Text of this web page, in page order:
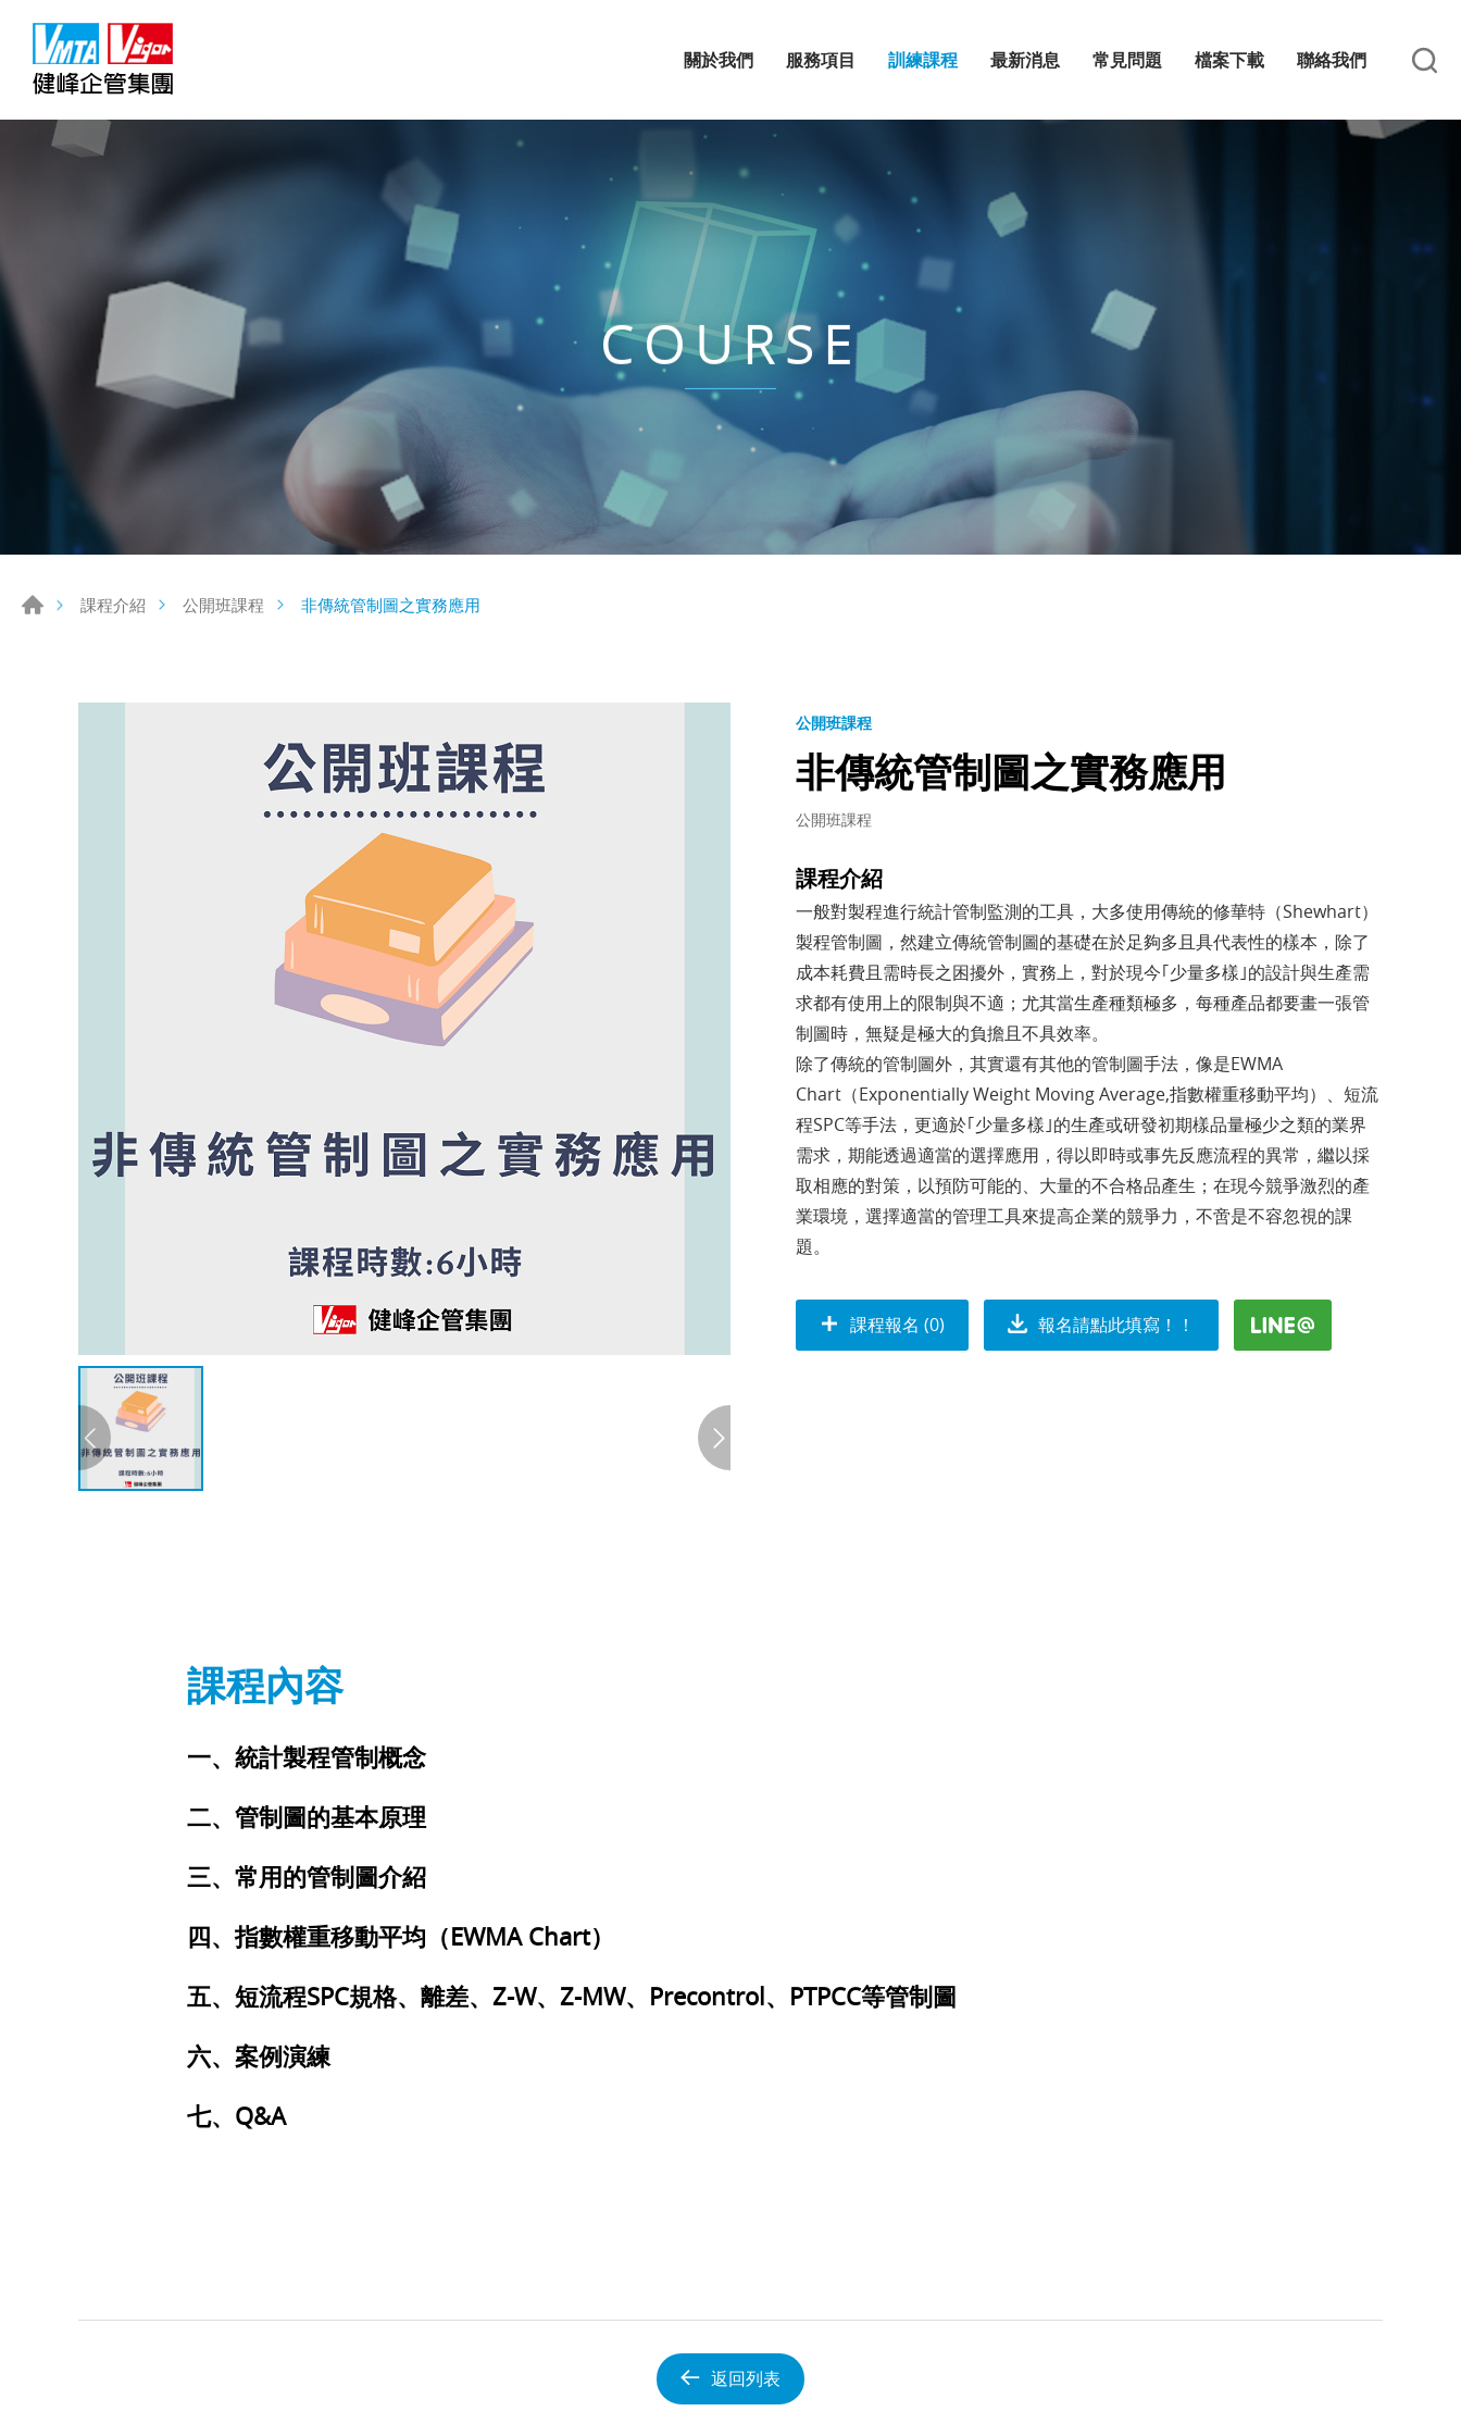
關於我們 服務項目 訓練課程 最新消息 常見問題 檔案下載 聯絡我們
COURSE
課程介紹 公開班課程 非傳統管制圖之實務應用
公開班課程
非傳統管制圖之實務應用
公開班課程
課程介紹
一般對製程進行統計管制監測的工具，大多使用傳統的修華特（Shewhart）
製程管制圖，然建立傳統管制圖的基礎在於足夠多且具代表性的樣本，除了
成本耗費且需時長之困擾外，實務上，對於現今｢少量多樣｣的設計與生產需
求都有使用上的限制與不適；尤其當生產種類極多，每種產品都要畫一張管
制圖時，無疑是極大的負擔且不具效率。
除了傳統的管制圖外，其實還有其他的管制圖手法，像是EWMA
Chart（Exponentially Weight Moving Average,指數權重移動平均）、短流
程SPC等手法，更適於｢少量多樣｣的生產或研發初期樣品量極少之類的業界
需求，期能透過適當的選擇應用，得以即時或事先反應流程的異常，繼以採
取相應的對策，以預防可能的、大量的不合格品產生；在現今競爭激烈的產
業環境，選擇適當的管理工具來提高企業的競爭力，不啻是不容忽視的課
題。
課程報名 (0) 報名請點此填寫！！
課程內容
一、統計製程管制概念
二、管制圖的基本原理
三、常用的管制圖介紹
四、指數權重移動平均（EWMA Chart）
五、短流程SPC規格、離差、Z-W、Z-MW、Precontrol、PTPCC等管制圖
六、案例演練
七、Q&A
返回列表